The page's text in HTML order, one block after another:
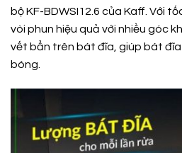
bộ KF-BDWSI12.6 của Kaff. Với
vòi phun hiệu quả với nhiều góc
vết bẩn trên bát đĩa, giúp bát đĩa
bóng.